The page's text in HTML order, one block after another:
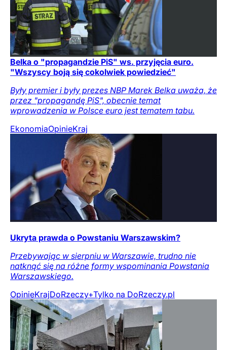
Belka o "propagandzie PiS" ws. przyjęcia euro.
"Wszyscy boją się cokolwiek powiedzieć"
Były premier i były prezes NBP Marek Belka uważa, że
przez "propagandę PiS", obecnie temat
wprowadzenia w Polsce euro jest tematem tabu.
EkonomiaOpinieKraj
Ukryta prawda o Powstaniu Warszawskim?
Przebywając w sierpniu w Warszawie, trudno nie
natknąć się na różne formy wspominania Powstania
Warszawskiego.
OpinieKrajDoRzeczy+Tylko na DoRzeczy.pl